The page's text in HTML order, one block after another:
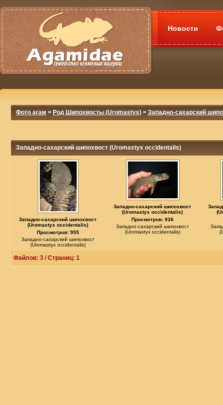
Новости
Фото агам > Род Шипохвосты (Uromastyx) > Западно-сахарский
Западно-сахарский шипохвост (Uromastyx occidentalis)
Западно-сахарский шипохвост
(Uromastyx occidentalis)
Просмотров: 955
Западно-сахарский шипохвост
(Uromastyx occidentalis)
Западно-сахарский шипохвост
(Uromastyx occidentalis)
Просмотров: 936
Западно-сахарский шипохвост
(Uromastyx occidentalis)
Файлов: 3 / Страниц: 1